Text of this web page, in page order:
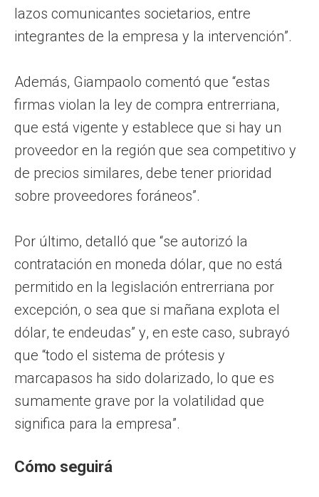
lazos comunicantes societarios, entre
integrantes de la empresa y la intervención”.
Además, Giampaolo comentó que “estas
firmas violan la ley de compra entrerriana,
que está vigente y establece que si hay un
proveedor en la región que sea competitivo y
de precios similares, debe tener prioridad
sobre proveedores foráneos”.
Por último, detalló que “se autorizó la
contratación en moneda dólar, que no está
permitido en la legislación entrerriana por
excepción, o sea que si mañana explota el
dólar, te endeudas” y, en este caso, subrayó
que “todo el sistema de prótesis y
marcapasos ha sido dolarizado, lo que es
sumamente grave por la volatilidad que
significa para la empresa”.
Cómo seguirá